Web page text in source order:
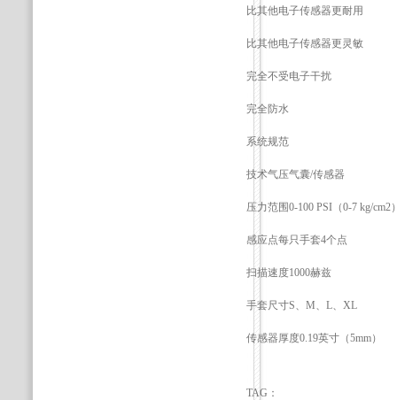
比其他电子传感器更耐用
比其他电子传感器更灵敏
完全不受电子干扰
完全防水
系统规范
技术气压气囊/传感器
压力范围0-100 PSI（0-7 kg/cm2
感应点每只手套4个点
扫描速度1000赫兹
手套尺寸S、M、L、XL
传感器厚度0.19英寸（5mm）
TAG：